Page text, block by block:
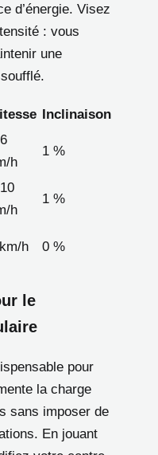
d’énergie. Visez
: vous
une
Inclinaison
h
1 %
h
1 %
h 0 %
le
pour
la charge
sans imposer de
En jouant